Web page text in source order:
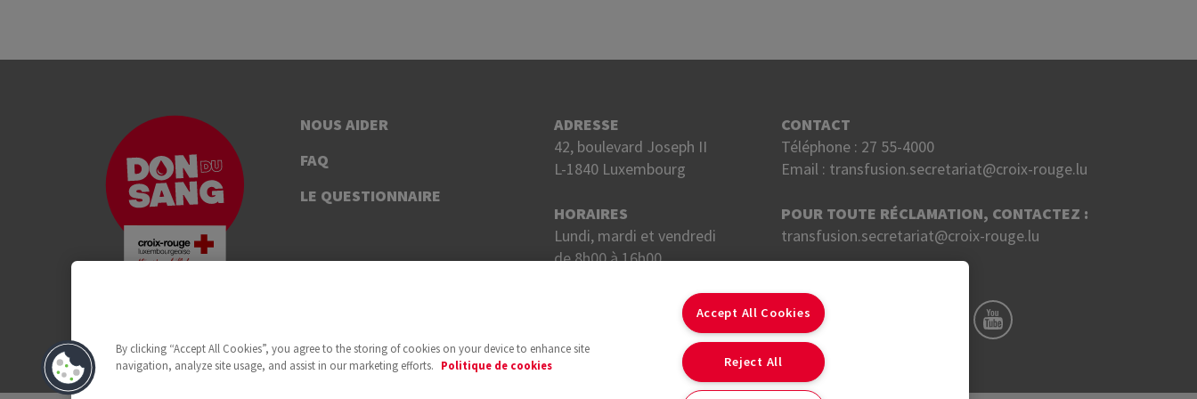
NOUS AIDER
FAQ
LE QUESTIONNAIRE
ADRESSE
42, boulevard Joseph II
L-1840 Luxembourg
HORAIRES
Lundi, mardi et vendredi
de 8h00 à 16h00.
CONTACT
Téléphone : 27 55-4000
Email : transfusion.secretariat@croix-rouge.lu
POUR TOUTE RÉCLAMATION, CONTACTEZ :
transfusion.secretariat@croix-rouge.lu
By clicking “Accept All Cookies”, you agree to the storing of cookies on your device to enhance site
navigation, analyze site usage, and assist in our marketing efforts.
Politique de cookies
Accept All Cookies
Reject All